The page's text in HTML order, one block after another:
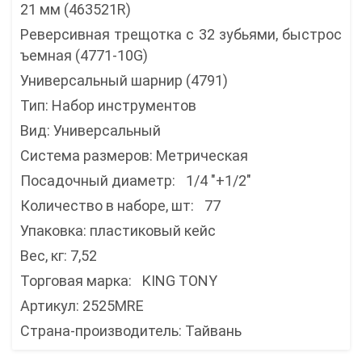
21 мм (463521R)
Реверсивная трещотка с 32 зубьями, быстрос
ъемная (4771-10G)
Универсальный шарнир (4791)
Тип: Набор инструментов
Вид: Универсальный
Система размеров: Метрическая
Посадочный диаметр: 1/4 "+1/2"
Количество в наборе, шт: 77
Упаковка: пластиковый кейс
Вес, кг: 7,52
Торговая марка: KING TONY
Артикул: 2525MRE
Страна-производитель: Тайвань